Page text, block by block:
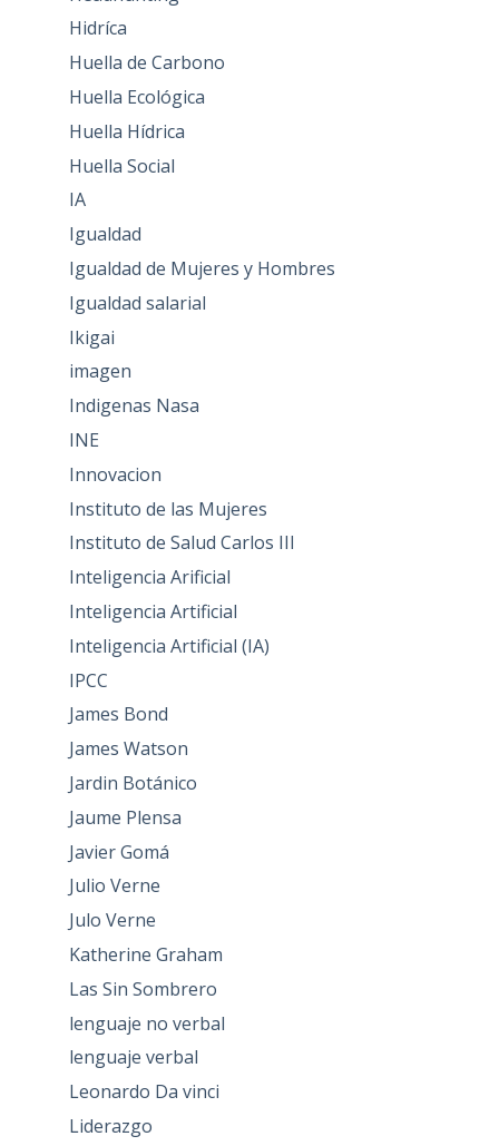
Hidríca
Huella de Carbono
Huella Ecológica
Huella Hídrica
Huella Social
IA
Igualdad
Igualdad de Mujeres y Hombres
Igualdad salarial
Ikigai
imagen
Indigenas Nasa
INE
Innovacion
Instituto de las Mujeres
Instituto de Salud Carlos III
Inteligencia Arificial
Inteligencia Artificial
Inteligencia Artificial (IA)
IPCC
James Bond
James Watson
Jardin Botánico
Jaume Plensa
Javier Gomá
Julio Verne
Julo Verne
Katherine Graham
Las Sin Sombrero
lenguaje no verbal
lenguaje verbal
Leonardo Da vinci
Liderazgo